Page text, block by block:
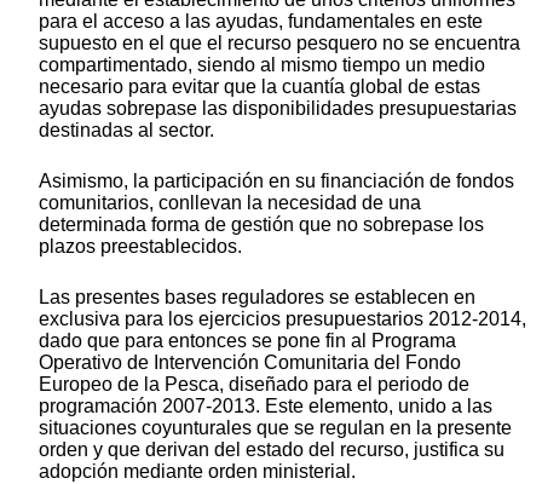
para el acceso a las ayudas, fundamentales en este
supuesto en el que el recurso pesquero no se encuentra
compartimentado, siendo al mismo tiempo un medio
necesario para evitar que la cuantía global de estas
ayudas sobrepase las disponibilidades presupuestarias
destinadas al sector.
Asimismo, la participación en su financiación de fondos
comunitarios, conllevan la necesidad de una
determinada forma de gestión que no sobrepase los
plazos preestablecidos.
Las presentes bases reguladores se establecen en
exclusiva para los ejercicios presupuestarios 2012-2014,
dado que para entonces se pone fin al Programa
Operativo de Intervención Comunitaria del Fondo
Europeo de la Pesca, diseñado para el periodo de
programación 2007-2013. Este elemento, unido a las
situaciones coyunturales que se regulan en la presente
orden y que derivan del estado del recurso, justifica su
adopción mediante orden ministerial.